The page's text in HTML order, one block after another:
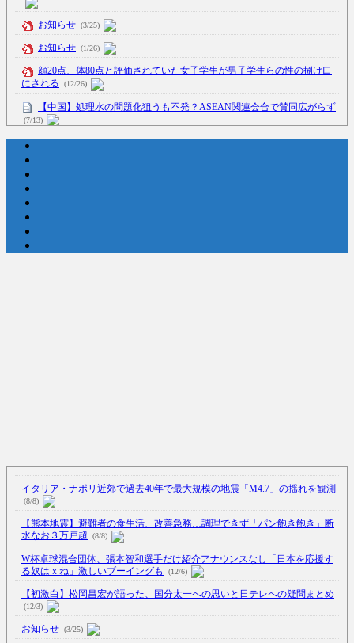
お知らせ (3/25)
お知らせ (1/26)
顔20点、体80点と評価されていた女子学生が男子学生らの性の捌け口
にされる
(12/26)
【中国】処理水の問題化狙うも不発？ASEAN関連会合で賛同広がらず
(7/13)
Powered by livedoor 相互RSS
イタリア・ナポリ近郊で過去40年で最大規模の地震「M4.7」の揺れを観測
(8/8)
【熊本地震】避難者の食生活、改善急務…調理できず「パン飽き飽き」断
水なお３万戸超
(8/8)
W杯卓球混合団体、張本智和選手だけ紹介アナウンスなし「日本を応援す
る奴はｘね」激しいブーイングも
(12/6)
【初激白】松岡昌宏が語った、国分太一への思いと日テレへの疑問まとめ
(12/3)
お知らせ (3/25)